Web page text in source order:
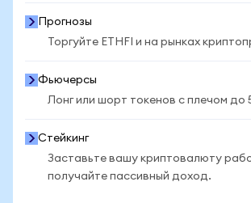
Прогнозы
Торгуйте ETHFI и на рынках
Фьючерсы
Лонг или шорт токенов с плечом до
Стейкинг
Заставьте вашу криптовалюту
получайте пассивный доход.